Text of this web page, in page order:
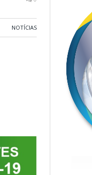
NOTÍCIAS